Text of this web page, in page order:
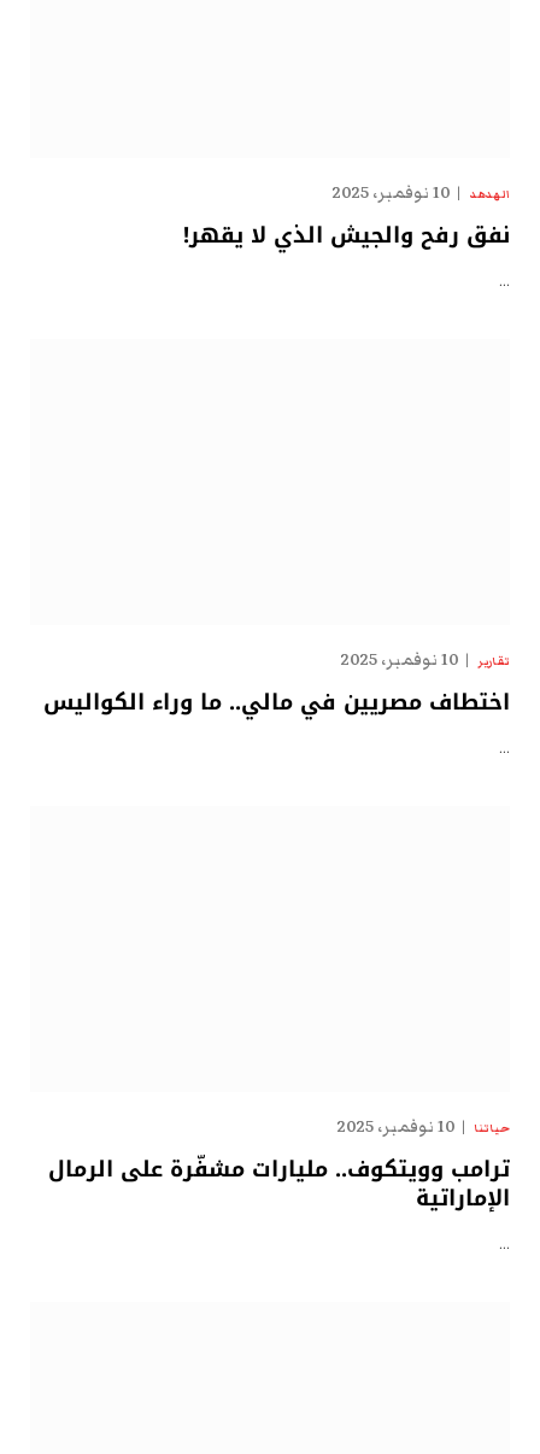
الهدهد 10 نوفمبر، 2025
نفق رفح والجيش الذي لا يقهر!
…
تقارير 10 نوفمبر، 2025
اختطاف مصريين في مالي.. ما وراء الكواليس
…
حياتنا 10 نوفمبر، 2025
ترامب وويتكوف.. مليارات مشفّرة على الرمال
الإماراتية
…